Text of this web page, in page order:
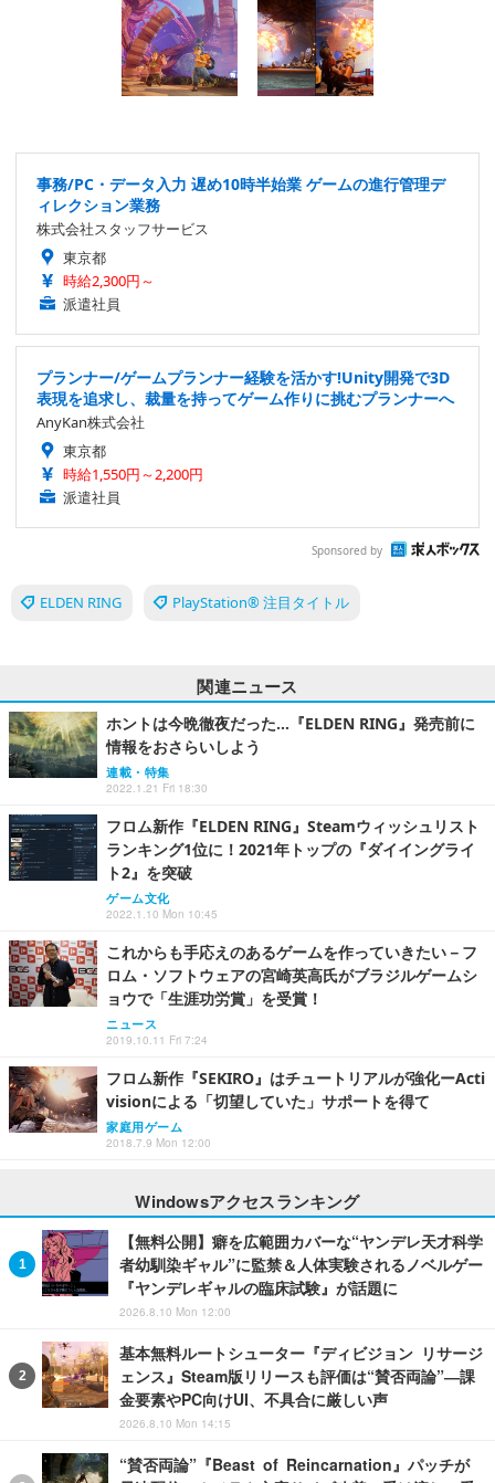
事務/PC・データ入力 遅め10時半始業 ゲームの進行管理デ
ィレクション業務
株式会社スタッフサービス
東京都
時給2,300円～
派遣社員
プランナー/ゲームプランナー経験を活かす!Unity開発で3D
表現を追求し、裁量を持ってゲーム作りに挑むプランナーへ
AnyKan株式会社
東京都
時給1,550円～2,200円
派遣社員
Sponsored by
ELDEN RING PlayStation® 注目タイトル
関連ニュース
ホントは今晩徹夜だった…『ELDEN RING』発売前に
情報をおさらいしよう
連載・特集
2022.1.21 Fri 18:30
フロム新作『ELDEN RING』Steamウィッシュリスト
ランキング1位に！2021年トップの『ダイイングライ
ト2』を突破
ゲーム文化
2022.1.10 Mon 10:45
これからも手応えのあるゲームを作っていきたい－フ
ロム・ソフトウェアの宮崎英高氏がブラジルゲームシ
ョウで「生涯功労賞」を受賞！
ニュース
2019.10.11 Fri 7:24
フロム新作『SEKIRO』はチュートリアルが強化ーActi
visionによる「切望していた」サポートを得て
家庭用ゲーム
2018.7.9 Mon 12:00
Windowsアクセスランキング
【無料公開】癖を広範囲カバーな“ヤンデレ天才科学
者幼馴染ギャル”に監禁＆人体実験されるノベルゲー
『ヤンデレギャルの臨床試験』が話題に
2026.8.10 Mon 12:00
基本無料ルートシューター『ディビジョン リサージ
ェンス』Steam版リリースも評価は“賛否両論”―課
金要素やPC向けUI、不具合に厳しい声
2026.8.10 Mon 14:15
“賛否両論”『Beast of Reincarnation』パッチが